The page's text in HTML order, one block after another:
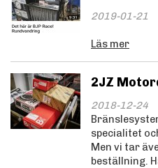
2019-01-21
Läs mer
2JZ
2018-12-24
specialitet
Men vi tar
beställning.